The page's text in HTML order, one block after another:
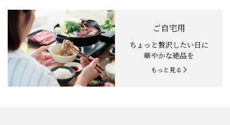
ご自宅用
ちょっと贅沢したい日に
華やかな絶品を
もっと見る